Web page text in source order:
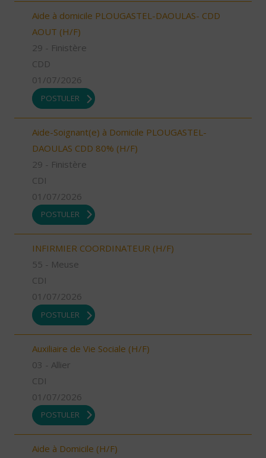
Aide à domicile PLOUGASTEL-DAOULAS- CDD
AOUT (H/F)
29 - Finistère
CDD
01/07/2026
POSTULER
Aide-Soignant(e) à Domicile PLOUGASTEL-
DAOULAS CDD 80% (H/F)
29 - Finistère
CDI
01/07/2026
POSTULER
INFIRMIER COORDINATEUR (H/F)
55 - Meuse
CDI
01/07/2026
POSTULER
Auxiliaire de Vie Sociale (H/F)
03 - Allier
CDI
01/07/2026
POSTULER
Aide à Domicile (H/F)